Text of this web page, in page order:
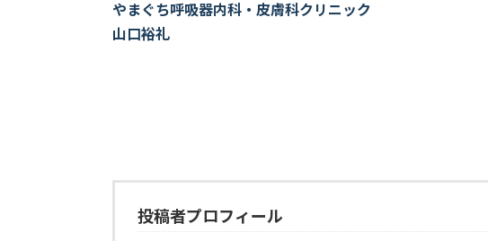
やまぐち呼吸器内科・皮膚科クリニック
山口裕礼
投稿者プロフィール